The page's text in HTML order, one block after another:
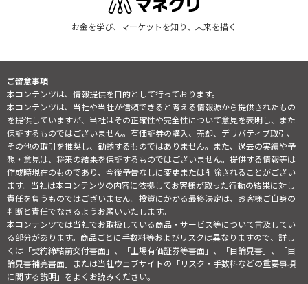
お金を学び、マーケットを知り、未来を描く
ご留意事項
本コンテンツは、情報提供を目的として行っております。
本コンテンツは、当社や当社が信頼できると考える情報源から提供されたもの
を提供していますが、当社はその正確性や完全性について意見を表明し、また
保証するものではございません。有価証券の購入、売却、デリバティブ取引、
その他の取引を推奨し、勧誘するものではありません。また、過去の実績や予
想・意見は、将来の結果を保証するものではございません。提供する情報等は
作成時現在のものであり、今後予告なしに変更または削除されることがござい
ます。当社は本コンテンツの内容に依拠してお客様が取った行動の結果に対し
責任を負うものではございません。投資にかかる最終決定は、お客様ご自身の
判断と責任でなさるようお願いいたします。
本コンテンツでは当社でお取扱している商品・サービス等について言及してい
る部分があります。商品ごとに手数料等およびリスクは異なりますので、詳し
くは「契約締結前交付書面」、「上場有価証券等書面」、「目論見書」、「目
論見書補完書面」または当社ウェブサイトの「リスク・手数料などの重要事項
に関する説明」をよくお読みください。